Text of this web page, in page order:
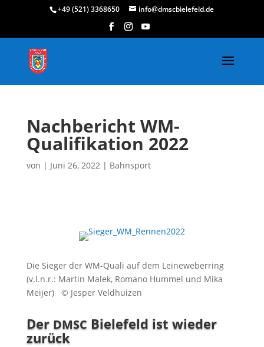
+49 (521) 3368650 info@dmscbielefeld.de
Nachbericht WM-
Qualifikation 2022
von | Juni 26, 2022| Bahnsport
Die Sie­ger der WM-Qua­li auf dem Lei­ne­we­ber­ring
(v.l.n.r.: Mar­tin Malek, Roma­no Hum­mel und Mika
Mei­jer) © Jes­per Veldhuizen
Der DMSC Bielefeld ist wieder
zurück